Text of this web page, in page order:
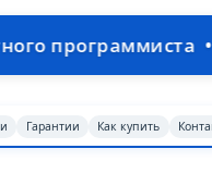
• СРМ
Гарантии Как купить